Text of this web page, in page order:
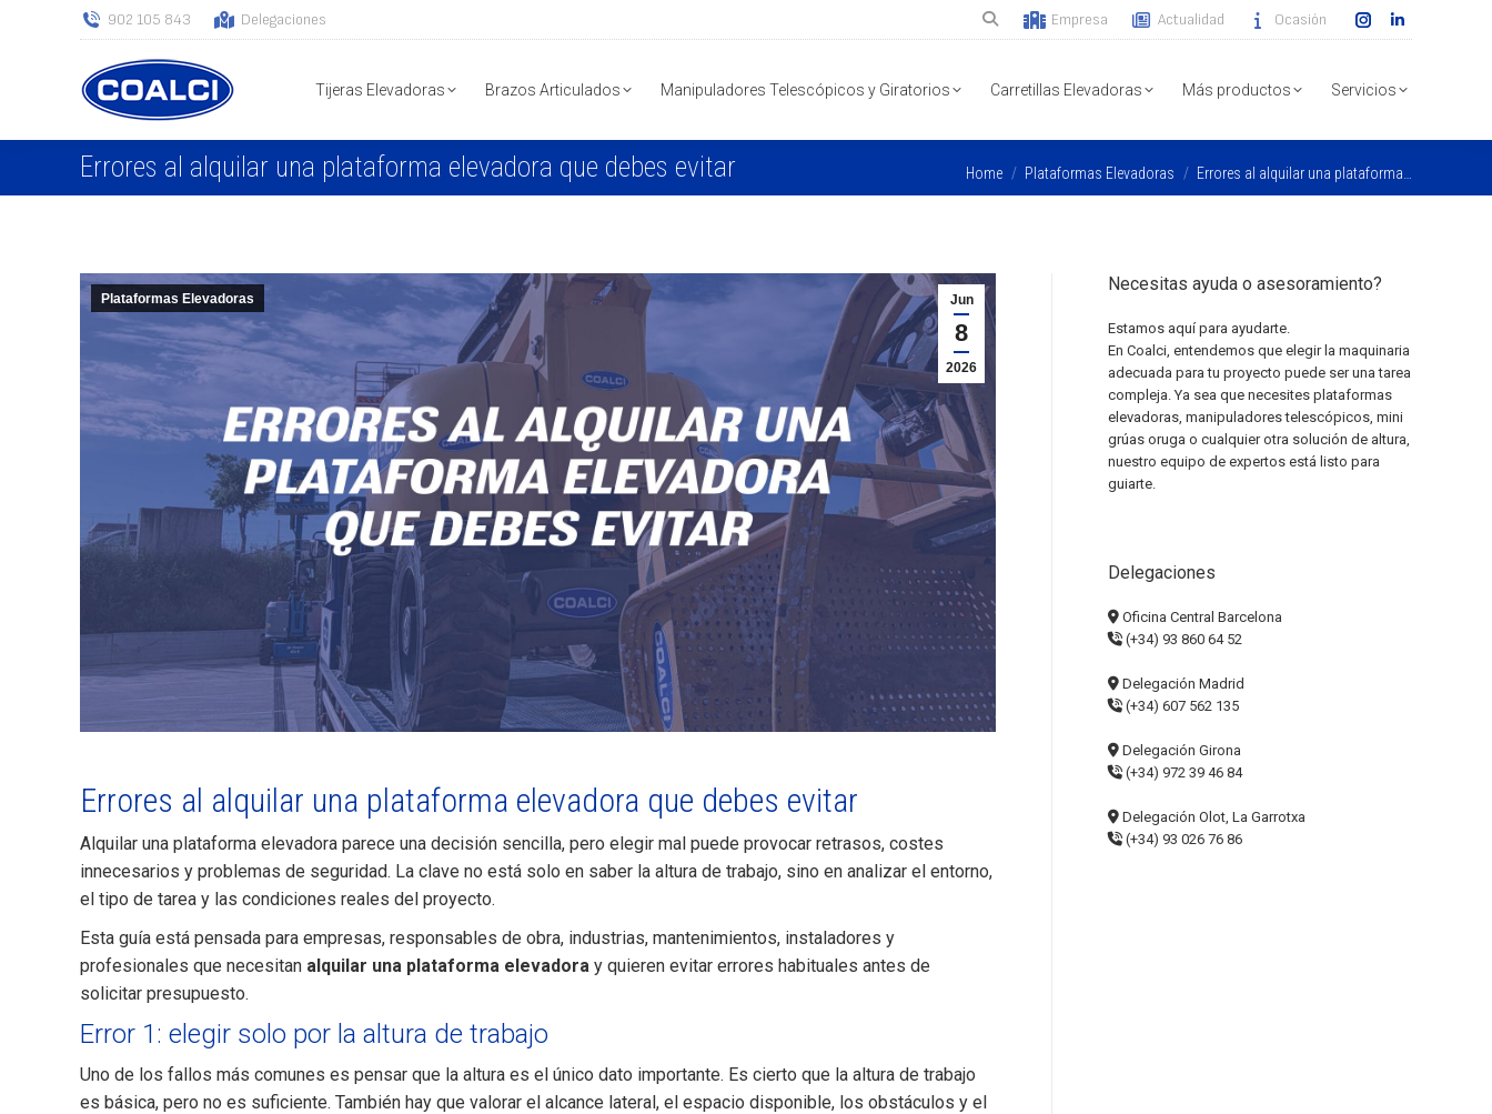
902 105 843 Delegaciones Empresa Actualidad Ocasión
Instagram
opens
window
Linkedin
opens
window
Tijeras Elevadoras Brazos Articulados Manipuladores Telescópicos y Giratorios Carretillas Elevadoras Más productos Servicios
Errores al alquilar una plataforma elevadora que debes evitar You are here:
Home Plataformas Elevadoras Errores al alquilar una plataforma…
Jun
8
2026
Plataformas Elevadoras
Errores al alquilar una plataforma elevadora que debes evitar
Alquilar una plataforma elevadora parece una decisión sencilla, pero elegir mal puede provocar retrasos, costes
innecesarios y problemas de seguridad. La clave no está solo en saber la altura de trabajo, sino en analizar el entorno,
el tipo de tarea y las condiciones reales del proyecto.
Esta guía está pensada para empresas, responsables de obra, industrias, mantenimientos, instaladores y
profesionales que necesitan alquilar una plataforma elevadora y quieren evitar errores habituales antes de
solicitar presupuesto.
Error 1: elegir solo por la altura de trabajo
Uno de los fallos más comunes es pensar que la altura es el único dato importante. Es cierto que la altura de trabajo
es básica, pero no es suficiente. También hay que valorar el alcance lateral, el espacio disponible, los obstáculos y el
Necesitas ayuda o asesoramiento?
Estamos aquí para ayudarte.
En Coalci, entendemos que elegir la maquinaria
adecuada para tu proyecto puede ser una tarea
compleja. Ya sea que necesites plataformas
elevadoras, manipuladores telescópicos, mini
grúas oruga o cualquier otra solución de altura,
nuestro equipo de expertos está listo para
guiarte.
Delegaciones
Oficina Central Barcelona
(+34) 93 860 64 52
Delegación Madrid
(+34) 607 562 135
Delegación Girona
(+34) 972 39 46 84
Delegación Olot, La Garrotxa
(+34) 93 026 76 86